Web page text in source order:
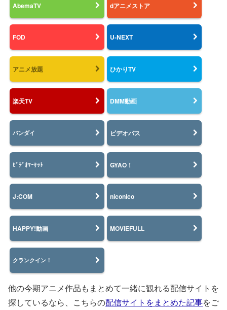
AbemaTV dアニメストア
FOD U-NEXT
アニメ放題 ひかりTV
楽天TV DMM動画
バンダイ ビデオパス
ﾋﾞﾃﾞｵﾏｰｹｯﾄ GYAO！
J:COM niconico
HAPPY!動画 MOVIEFULL
クランクイン！
他の今期アニメ作品もまとめて一緒に観れる配信サイトを
探しているなら、こちらの配信サイトをまとめた記事をご